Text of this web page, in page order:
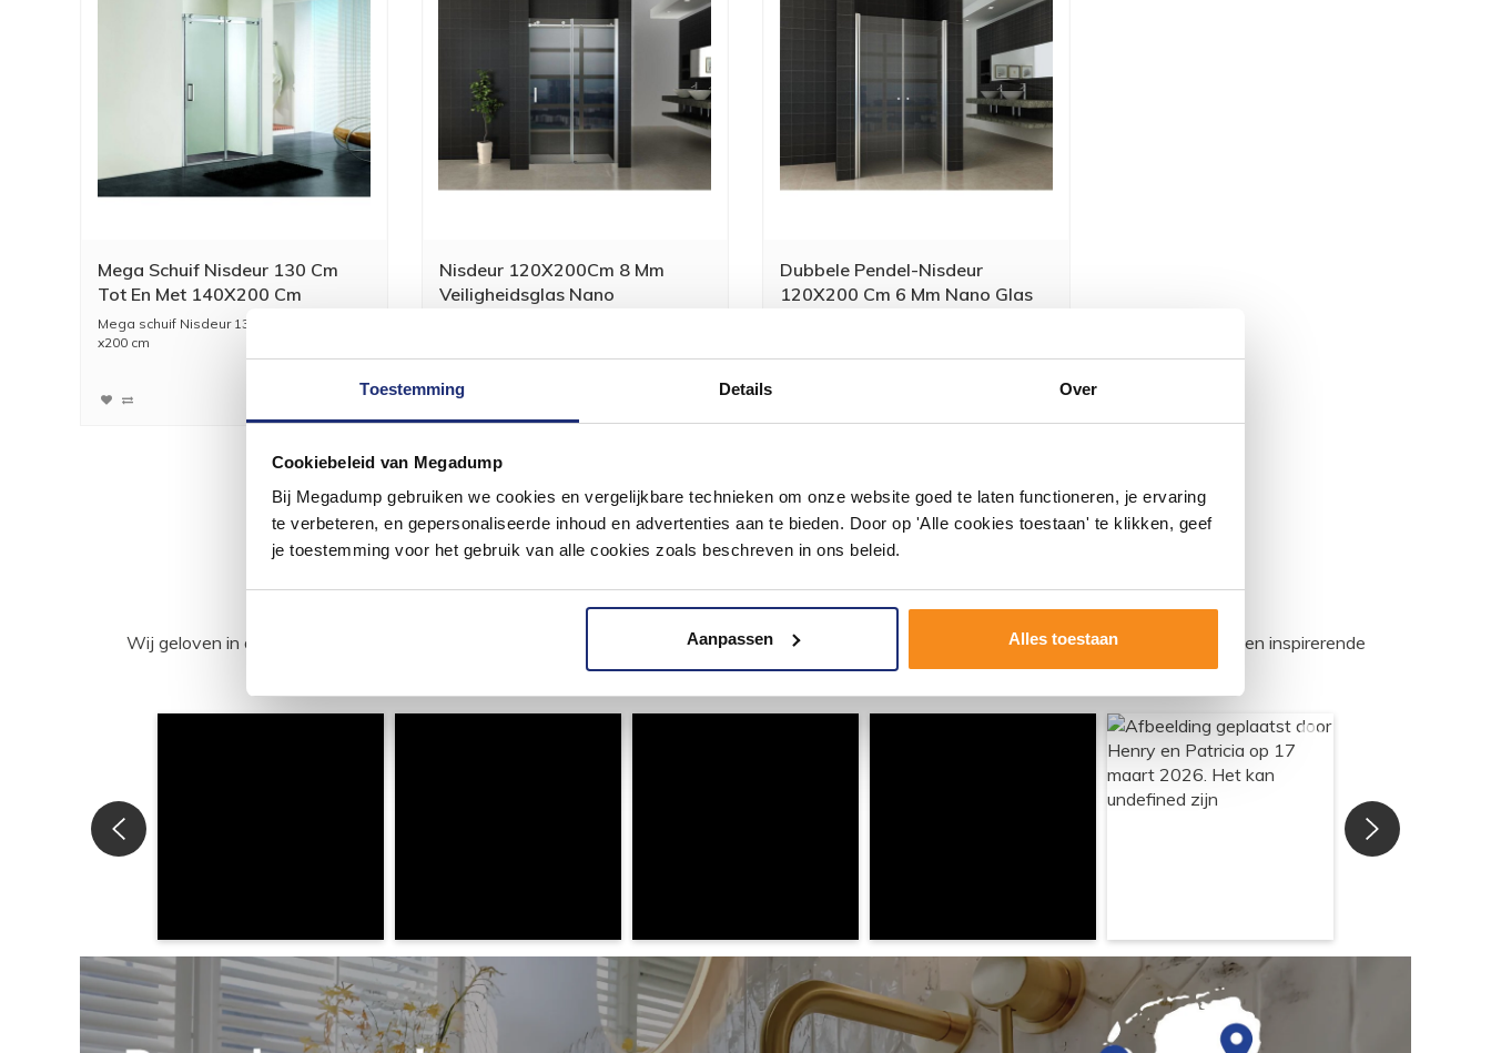
Toestemming Details Over
Cookiebeleid van Megadump
Bij Megadump gebruiken we cookies en vergelijkbare technieken om onze website goed te laten functioneren, je ervaring
te verbeteren, en gepersonaliseerde inhoud en advertenties aan te bieden. Door op 'Alle cookies toestaan' te klikken, geef
je toestemming voor het gebruik van alle cookies zoals beschreven in ons beleid.
Aanpassen Alles toestaan
Mega Schuif Nisdeur 130 Cm
Tot En Met 140X200 Cm
Mega schuif Nisdeur 130 cm tot en met 14
x200 cm
828,00
Nisdeur 120X200Cm 8 Mm
Veiligheidsglas Nano
Dubbele Pendel-Nisdeur
120X200 Cm 6 Mm Nano Glas
#mijndroombadkamer
Wij geloven in de kracht van delen. Deel jouw badkamer op Instagram met #mijndroombadkamer en tag @megadumpnl. Samen bouwen we een inspirerende